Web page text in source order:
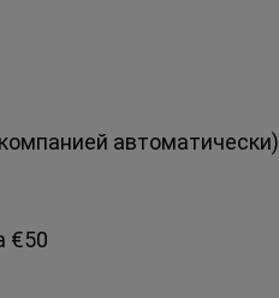
автоматически)
€50